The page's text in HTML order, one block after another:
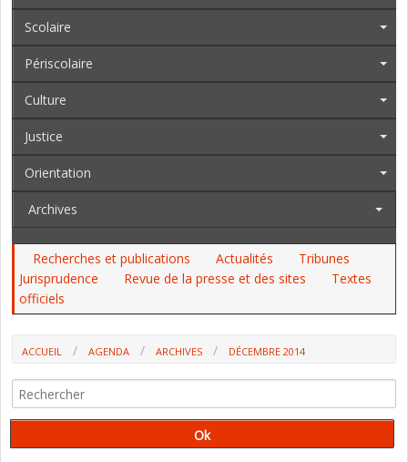
Scolaire
Périscolaire
Culture
Justice
Orientation
Archives
Recherches et publications Actualités
Tribunes
Jurisprudence
Revue de la presse et des sites
Textes
officiels
ACCUEIL AGENDA ARCHIVES DÉCEMBRE 2014